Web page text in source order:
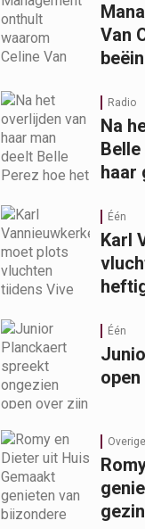
Van
Radio
Na
haar
Één
Karl
Één